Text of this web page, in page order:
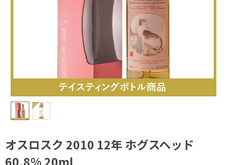
オスロスク 2010 12年 ホグスヘッド
60.8% 20ml